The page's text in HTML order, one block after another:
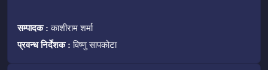
सम्पादक : काशीराम शर्मा
प्रवन्ध निर्देशक : विष्णु सापकोटा